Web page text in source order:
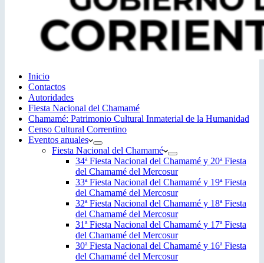
Inicio
Contactos
Autoridades
Fiesta Nacional del Chamamé
Chamamé: Patrimonio Cultural Inmaterial de la Humanidad
Censo Cultural Correntino
Eventos anuales
Fiesta Nacional del Chamamé
34ª Fiesta Nacional del Chamamé y 20ª Fiesta
del Chamamé del Mercosur
33ª Fiesta Nacional del Chamamé y 19ª Fiesta
del Chamamé del Mercosur
32ª Fiesta Nacional del Chamamé y 18ª Fiesta
del Chamamé del Mercosur
31ª Fiesta Nacional del Chamamé y 17ª Fiesta
del Chamamé del Mercosur
30ª Fiesta Nacional del Chamamé y 16ª Fiesta
del Chamamé del Mercosur